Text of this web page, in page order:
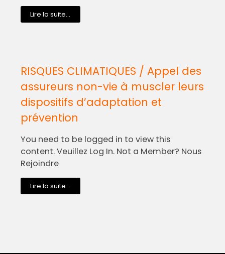
Lire la suite...
RISQUES CLIMATIQUES / Appel des
assureurs non-vie à muscler leurs
dispositifs d’adaptation et
prévention
You need to be logged in to view this
content. Veuillez Log In. Not a Member? Nous
Rejoindre
Lire la suite...